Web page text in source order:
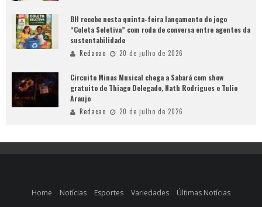
BH recebe nesta quinta-feira lançamento do jogo
“Coleta Seletiva” com roda de conversa entre agentes da
sustentabilidade
Redacao 20 de julho de 2026
Circuito Minas Musical chega a Sabará com show
gratuito de Thiago Delegado, Nath Rodrigues e Tulio
Araujo
Redacao 20 de julho de 2026
Home Notícias Esportes Variedades Últimas Notícias